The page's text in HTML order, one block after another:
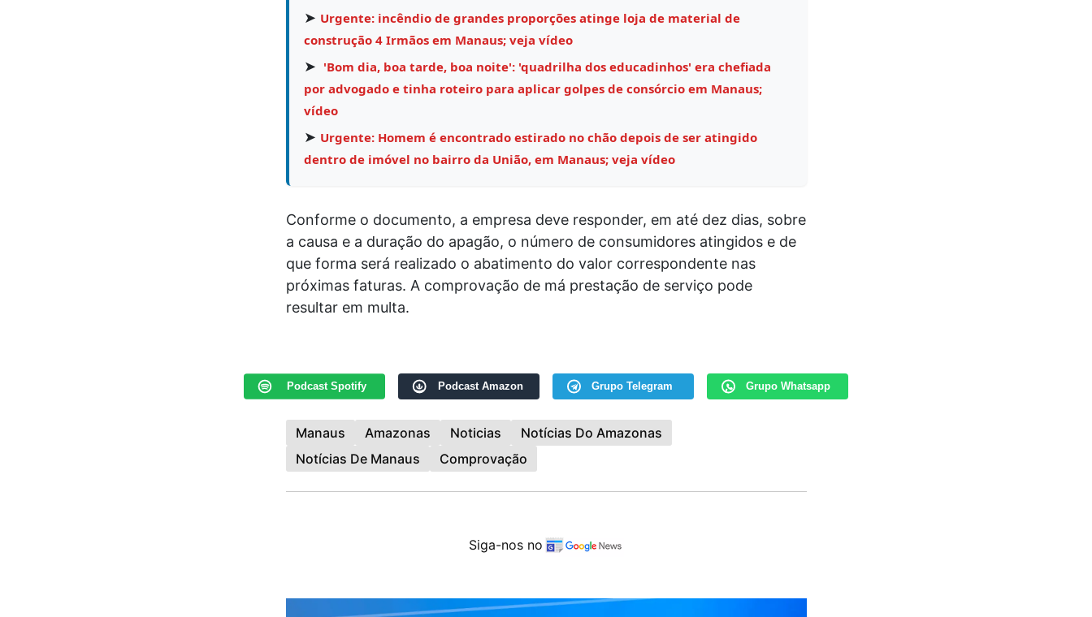
➤ Urgente: incêndio de grandes proporções atinge loja de material de
construção 4 Irmãos em Manaus; veja vídeo
➤ 'Bom dia, boa tarde, boa noite': 'quadrilha dos educadinhos' era chefiada
por advogado e tinha roteiro para aplicar golpes de consórcio em Manaus;
vídeo
➤ Urgente: Homem é encontrado estirado no chão depois de ser atingido
dentro de imóvel no bairro da União, em Manaus; veja vídeo
Conforme o documento, a empresa deve responder, em até dez dias, sobre
a causa e a duração do apagão, o número de consumidores atingidos e de
que forma será realizado o abatimento do valor correspondente nas
próximas faturas. A comprovação de má prestação de serviço pode
resultar em multa.
Podcast Spotify Podcast Amazon Grupo Telegram Grupo Whatsapp
Manaus Amazonas Noticias
Notícias Do Amazonas
Notícias De Manaus
Comprovação
Siga-nos no